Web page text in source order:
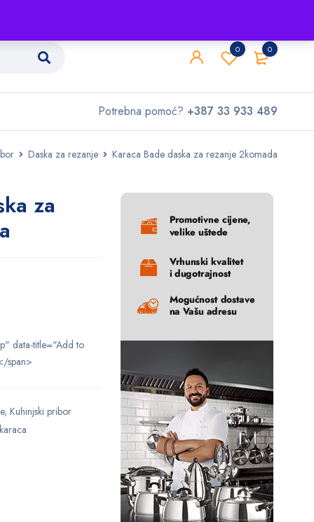
0
0
Potrebna pomoć? +387 33 933 489
Daska za rezanje Karaca Bade daska za rezanje 2komada
za
data-title="Add to
span>
, Kuhinjski pribor
karaca